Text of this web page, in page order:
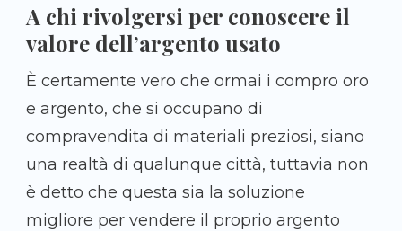
A chi rivolgersi per conoscere il
valore dell’argento usato
È certamente vero che ormai i compro oro
e argento, che si occupano di
compravendita di materiali preziosi, siano
una realtà di qualunque città, tuttavia non
è detto che questa sia la soluzione
migliore per vendere il proprio argento